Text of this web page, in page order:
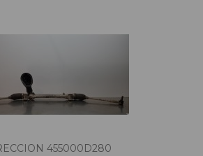
455000D280